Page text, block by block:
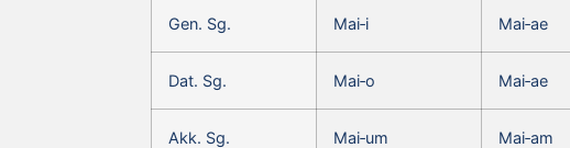
Gen. Sg. Mai‑i Mai‑ae
Dat. Sg. Mai‑o Mai‑ae
Akk. Sg. Mai‑um Mai‑am